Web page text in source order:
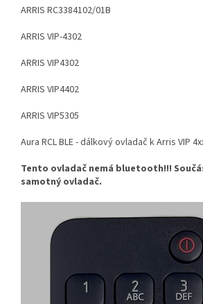
ARRIS RC3384102/01B
ARRIS VIP-4302
ARRIS VIP4302
ARRIS VIP4402
ARRIS VIP5305
Aura RCL BLE - dálkový ovladač k Arris VIP
Tento ovladač nemá bluetooth!!!
samotný ovladač.